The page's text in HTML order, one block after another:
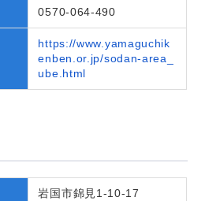
0570-064-490
https://www.yamaguchik
enben.or.jp/sodan-area_
ube.html
岩国市錦見1-10-17